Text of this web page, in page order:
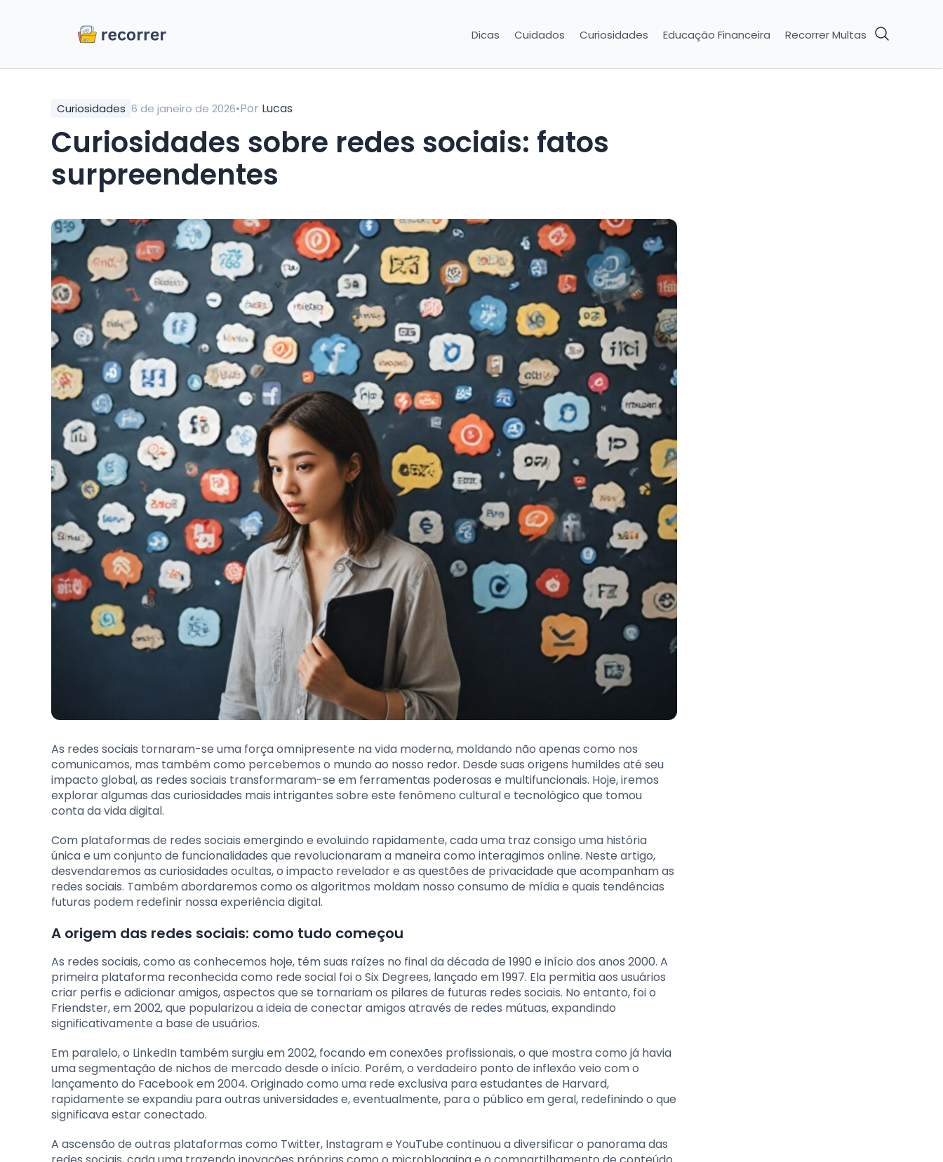
Dicas Cuidados Curiosidades Educação Financeira Recorrer Multas
Curiosidades 6 de janeiro de 2026•Por Lucas
Curiosidades sobre redes sociais: fatos
surpreendentes
As redes sociais tornaram-se uma força omnipresente na vida moderna, moldando não apenas como nos
comunicamos, mas também como percebemos o mundo ao nosso redor. Desde suas origens humildes até seu
impacto global, as redes sociais transformaram-se em ferramentas poderosas e multifuncionais. Hoje, iremos
explorar algumas das curiosidades mais intrigantes sobre este fenômeno cultural e tecnológico que tomou
conta da vida digital.
Com plataformas de redes sociais emergindo e evoluindo rapidamente, cada uma traz consigo uma história
única e um conjunto de funcionalidades que revolucionaram a maneira como interagimos online. Neste artigo,
desvendaremos as curiosidades ocultas, o impacto revelador e as questões de privacidade que acompanham as
redes sociais. Também abordaremos como os algoritmos moldam nosso consumo de mídia e quais tendências
futuras podem redefinir nossa experiência digital.
A origem das redes sociais: como tudo começou
As redes sociais, como as conhecemos hoje, têm suas raízes no final da década de 1990 e início dos anos 2000. A
primeira plataforma reconhecida como rede social foi o Six Degrees, lançado em 1997. Ela permitia aos usuários
criar perfis e adicionar amigos, aspectos que se tornariam os pilares de futuras redes sociais. No entanto, foi o
Friendster, em 2002, que popularizou a ideia de conectar amigos através de redes mútuas, expandindo
significativamente a base de usuários.
Em paralelo, o LinkedIn também surgiu em 2002, focando em conexões profissionais, o que mostra como já havia
uma segmentação de nichos de mercado desde o início. Porém, o verdadeiro ponto de inflexão veio com o
lançamento do Facebook em 2004. Originado como uma rede exclusiva para estudantes de Harvard,
rapidamente se expandiu para outras universidades e, eventualmente, para o público em geral, redefinindo o que
significava estar conectado.
A ascensão de outras plataformas como Twitter, Instagram e YouTube continuou a diversificar o panorama das